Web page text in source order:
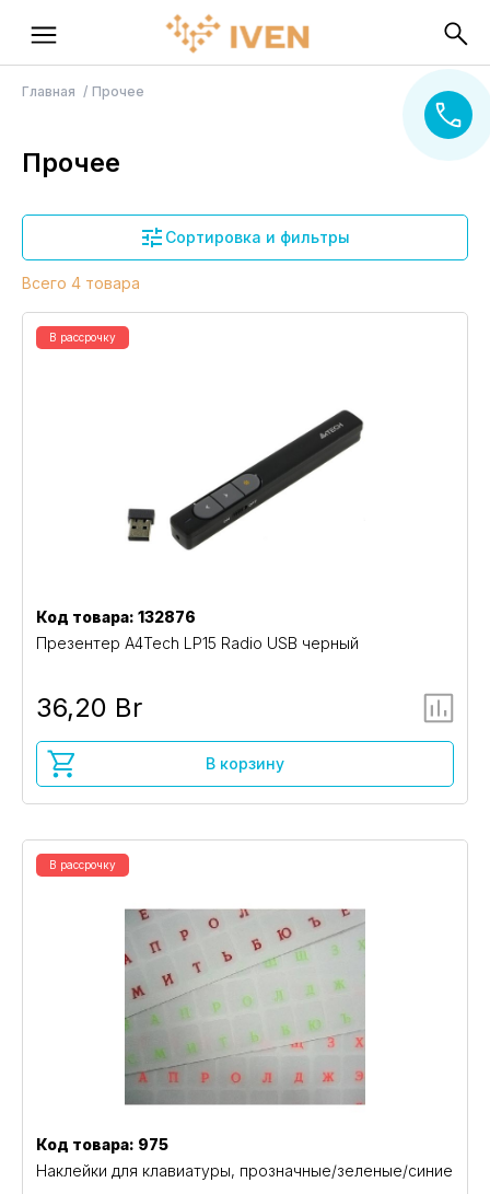
Главная Прочее
Прочее
Сортировка и фильтры
Всего 4 товара
В рассрочку
Код товара: 132876
Презентер A4Tech LP15 Radio USB черный
36,20 Br
В корзину
В рассрочку
Код товара: 975
Наклейки для клавиатуры, прозначные/зеленые/синие